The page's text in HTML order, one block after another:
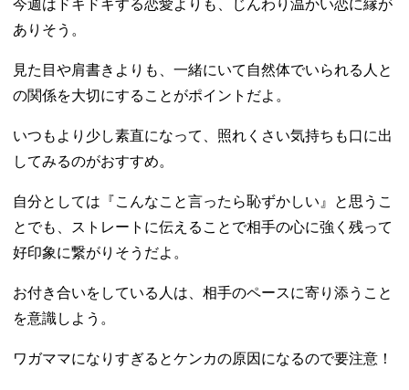
今週はドキドキする恋愛よりも、じんわり温かい恋に縁が
ありそう。
見た目や肩書きよりも、一緒にいて自然体でいられる人と
の関係を大切にすることがポイントだよ。
いつもより少し素直になって、照れくさい気持ちも口に出
してみるのがおすすめ。
自分としては『こんなこと言ったら恥ずかしい』と思うこ
とでも、ストレートに伝えることで相手の心に強く残って
好印象に繋がりそうだよ。
お付き合いをしている人は、相手のペースに寄り添うこと
を意識しよう。
ワガママになりすぎるとケンカの原因になるので要注意！